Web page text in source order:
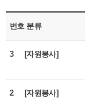
번호 분류
3 [자원봉사]
2 [자원봉사]